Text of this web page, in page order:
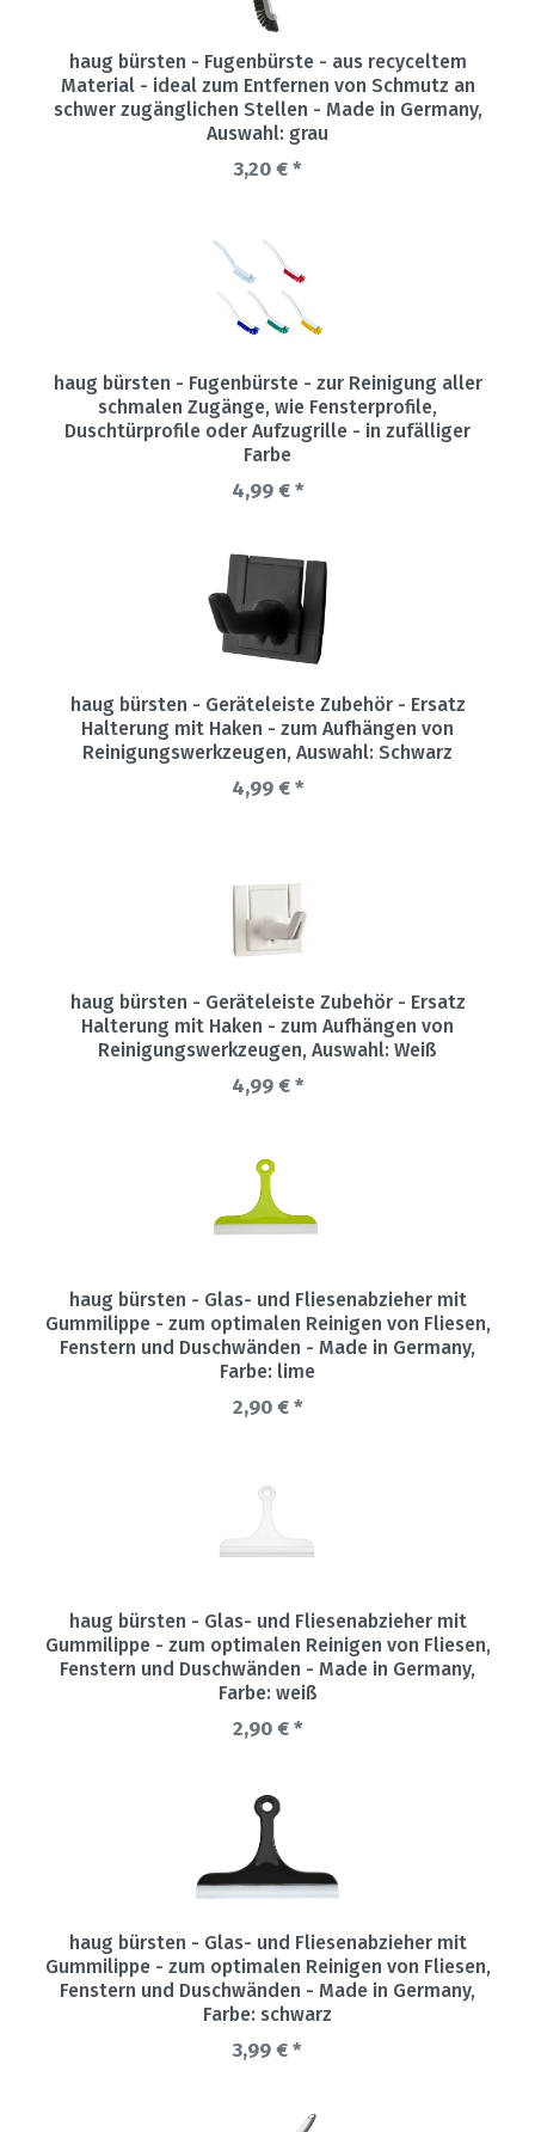
haug bürsten - Fugenbürste - aus recyceltem
Material - ideal zum Entfernen von Schmutz an
schwer zugänglichen Stellen - Made in Germany,
Auswahl: grau
3,20 € *
haug bürsten - Fugenbürste - zur Reinigung aller
schmalen Zugänge, wie Fensterprofile,
Duschtürprofile oder Aufzugrille - in zufälliger
Farbe
4,99 € *
haug bürsten - Geräteleiste Zubehör - Ersatz
Halterung mit Haken - zum Aufhängen von
Reinigungswerkzeugen, Auswahl: Schwarz
4,99 € *
haug bürsten - Geräteleiste Zubehör - Ersatz
Halterung mit Haken - zum Aufhängen von
Reinigungswerkzeugen, Auswahl: Weiß
4,99 € *
haug bürsten - Glas- und Fliesenabzieher mit
Gummilippe - zum optimalen Reinigen von Fliesen,
Fenstern und Duschwänden - Made in Germany,
Farbe: lime
2,90 € *
haug bürsten - Glas- und Fliesenabzieher mit
Gummilippe - zum optimalen Reinigen von Fliesen,
Fenstern und Duschwänden - Made in Germany,
Farbe: weiß
2,90 € *
haug bürsten - Glas- und Fliesenabzieher mit
Gummilippe - zum optimalen Reinigen von Fliesen,
Fenstern und Duschwänden - Made in Germany,
Farbe: schwarz
3,99 € *